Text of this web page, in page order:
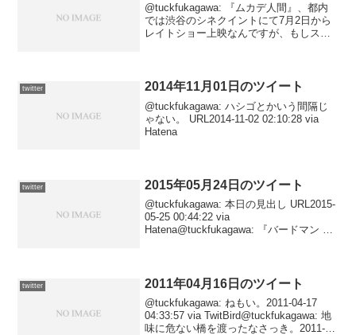
@tuckfukagawa: 『ムカデ人間』、都内
では渋谷のシネクイントにて7月2日から
レイトショー上映なんですが、もしスケ
twitter 2014年11月01日のツイート
@tuckfukagawa: ハシゴとかいう間隔じ
ゃない。 URL2014-11-02 02:10:28 via
Hatena
twitter 2015年05月24日のツイート
@tuckfukagawa: 本日の見出し URL2015-
05-25 00:44:22 via
Hatena@tuckfukagawa: 『バードマン あ
twitter 2011年04月16日のツイート
@tuckfukagawa: ねもい。2011-04-17
04:33:57 via TwitBird@tuckfukagawa: 地
味に危ない橋を渡ったなさっき。2011-